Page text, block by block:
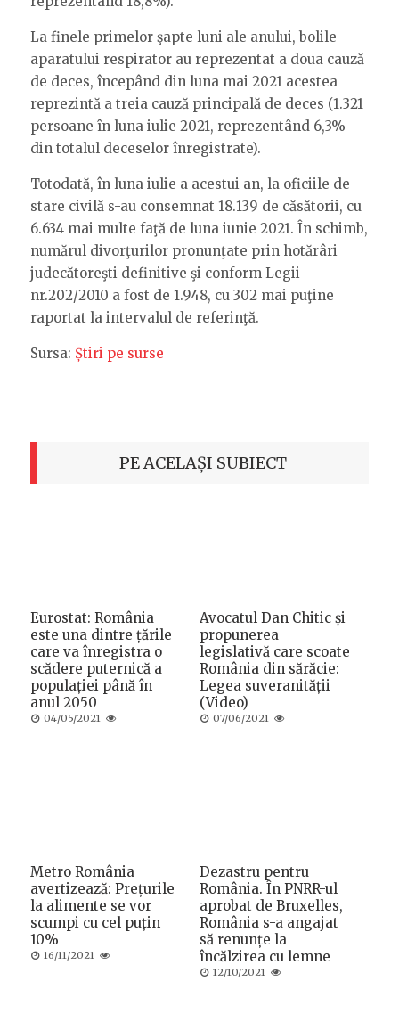
La finele primelor şapte luni ale anului, bolile
aparatului respirator au reprezentat a doua cauză
de deces, începând din luna mai 2021 acestea
reprezintă a treia cauză principală de deces (1.321
persoane în luna iulie 2021, reprezentând 6,3%
din totalul deceselor înregistrate).
Totodată, în luna iulie a acestui an, la oficiile de
stare civilă s-au consemnat 18.139 de căsătorii, cu
6.634 mai multe faţă de luna iunie 2021. În schimb,
numărul divorţurilor pronunţate prin hotărâri
judecătoreşti definitive şi conform Legii
nr.202/2010 a fost de 1.948, cu 302 mai puţine
raportat la intervalul de referinţă.
Sursa: Știri pe surse
PE ACELAȘI SUBIECT
Eurostat: România
este una dintre țările
care va înregistra o
scădere puternică a
populației până în
anul 2050
Posted
04/05/2021
Avocatul Dan Chitic și
propunerea
legislativă care scoate
România din sărăcie:
Legea suveranității
(Video)
Posted
07/06/2021
Metro România
avertizează: Prețurile
la alimente se vor
scumpi cu cel puțin
10%
Posted
16/11/2021
Dezastru pentru
România. În PNRR-ul
aprobat de Bruxelles,
România s-a angajat
să renunțe la
încălzirea cu lemne
Posted
12/10/2021